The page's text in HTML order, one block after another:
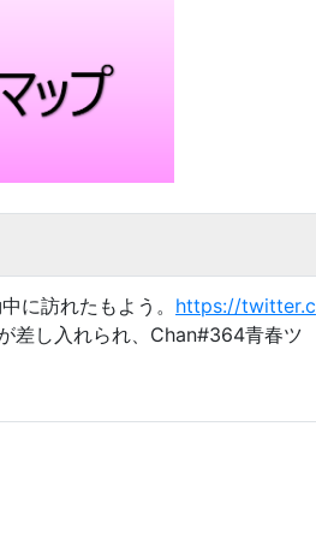
に訪れたもよう。 https://twitter.c
差し入れられ、Chan#364青春ツ